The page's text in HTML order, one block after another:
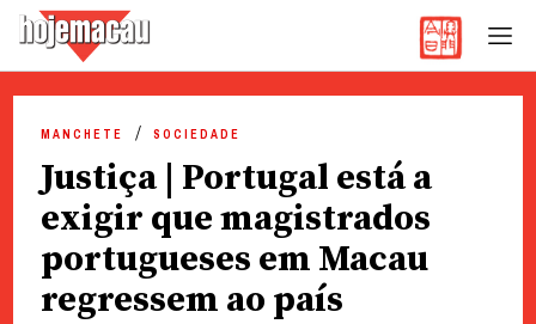
content
MANCHETE SOCIEDADE
Justiça | Portugal está a
exigir que magistrados
portugueses em Macau
regressem ao país